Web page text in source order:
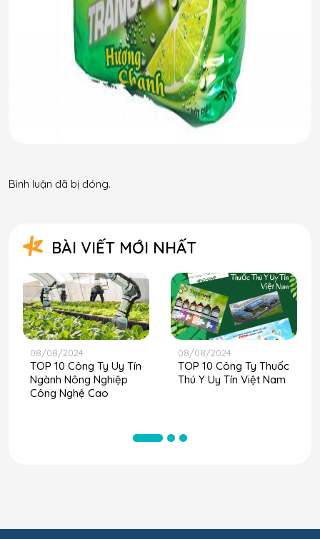
Bình luận đã bị đóng.
BÀI VIẾT MỚI NHẤT
08/08/2024
TOP 10 Công Ty Uy Tín
Ngành Nông Nghiệp
Công Nghệ Cao
08/08/2024
TOP 10 Công Ty Thuốc
Thú Y Uy Tín Việt Nam